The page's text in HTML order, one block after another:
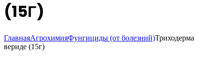
(15Г)
ГлавнаяАгрохимияФунгициды (от болезний)Триходерма
вериде (15г)